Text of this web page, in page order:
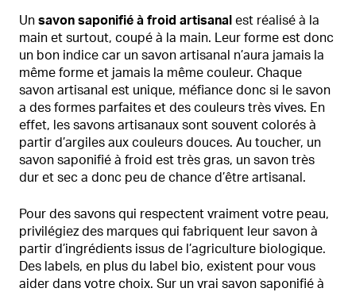
Unsavon saponifié à froid artisanal est réalisé à la
main et surtout, coupé à la main. Leur forme est donc
un bon indice car un savon artisanal n’aura jamais la
même forme et jamais la même couleur. Chaque
savon artisanal est unique, méfiance donc si le savon
a des formes parfaites et des couleurs très vives. En
effet, les savons artisanaux sont souvent colorés à
partir d’argiles aux couleurs douces. Au toucher, un
savon saponifié à froid est très gras, un savon très
dur et sec a donc peu de chance d’être artisanal.
Pour des savons qui respectent vraiment votre peau,
privilégiez des marques qui fabriquent leur savon à
partir d’ingrédients issus de l’agriculture biologique.
Des labels, en plus du label bio, existent pour vous
aider dans votre choix. Sur un vrai savon saponifié à